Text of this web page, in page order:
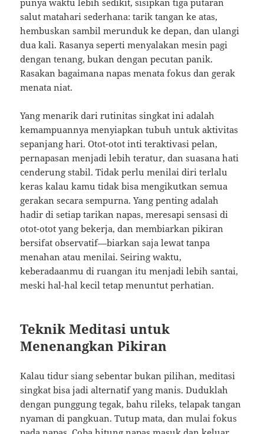
punya waktu lebih sedikit, sisipkan tiga putaran
salut matahari sederhana: tarik tangan ke atas,
hembuskan sambil merunduk ke depan, dan ulangi
dua kali. Rasanya seperti menyalakan mesin pagi
dengan tenang, bukan dengan pecutan panik.
Rasakan bagaimana napas menata fokus dan gerak
menata niat.
Yang menarik dari rutinitas singkat ini adalah
kemampuannya menyiapkan tubuh untuk aktivitas
sepanjang hari. Otot-otot inti teraktivasi pelan,
pernapasan menjadi lebih teratur, dan suasana hati
cenderung stabil. Tidak perlu menilai diri terlalu
keras kalau kamu tidak bisa mengikutkan semua
gerakan secara sempurna. Yang penting adalah
hadir di setiap tarikan napas, meresapi sensasi di
otot-otot yang bekerja, dan membiarkan pikiran
bersifat observatif—biarkan saja lewat tanpa
menahan atau menilai. Seiring waktu,
keberadaanmu di ruangan itu menjadi lebih santai,
meski hal-hal kecil tetap menuntut perhatian.
Teknik Meditasi untuk
Menenangkan Pikiran
Kalau tidur siang sebentar bukan pilihan, meditasi
singkat bisa jadi alternatif yang manis. Duduklah
dengan punggung tegak, bahu rileks, telapak tangan
nyaman di pangkuan. Tutup mata, dan mulai fokus